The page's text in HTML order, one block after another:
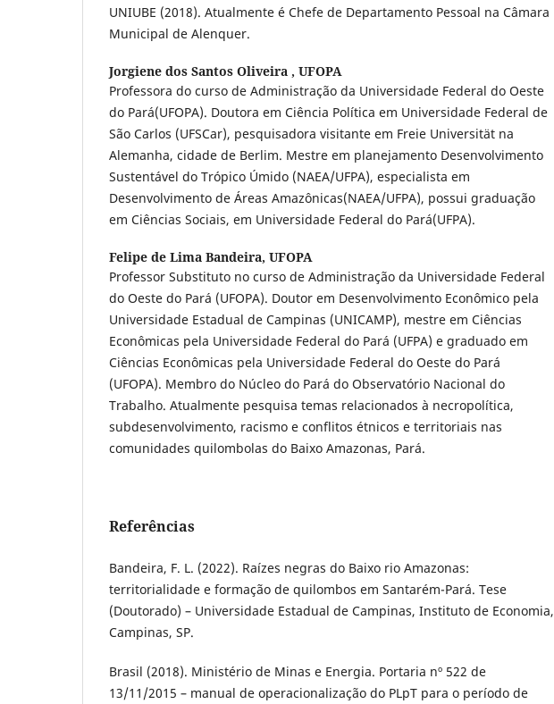
UNIUBE (2018). Atualmente é Chefe de Departamento Pessoal na Câmara
Municipal de Alenquer.
Jorgiene dos Santos Oliveira , UFOPA
Professora do curso de Administração da Universidade Federal do Oeste
do Pará(UFOPA). Doutora em Ciência Política em Universidade Federal de
São Carlos (UFSCar), pesquisadora visitante em Freie Universität na
Alemanha, cidade de Berlim. Mestre em planejamento Desenvolvimento
Sustentável do Trópico Úmido (NAEA/UFPA), especialista em
Desenvolvimento de Áreas Amazônicas(NAEA/UFPA), possui graduação
em Ciências Sociais, em Universidade Federal do Pará(UFPA).
Felipe de Lima Bandeira, UFOPA
Professor Substituto no curso de Administração da Universidade Federal
do Oeste do Pará (UFOPA). Doutor em Desenvolvimento Econômico pela
Universidade Estadual de Campinas (UNICAMP), mestre em Ciências
Econômicas pela Universidade Federal do Pará (UFPA) e graduado em
Ciências Econômicas pela Universidade Federal do Oeste do Pará
(UFOPA). Membro do Núcleo do Pará do Observatório Nacional do
Trabalho. Atualmente pesquisa temas relacionados à necropolítica,
subdesenvolvimento, racismo e conflitos étnicos e territoriais nas
comunidades quilombolas do Baixo Amazonas, Pará.
Referências
Bandeira, F. L. (2022). Raízes negras do Baixo rio Amazonas:
territorialidade e formação de quilombos em Santarém-Pará. Tese
(Doutorado) – Universidade Estadual de Campinas, Instituto de Economia,
Campinas, SP.
Brasil (2018). Ministério de Minas e Energia. Portaria nº 522 de
13/11/2015 – manual de operacionalização do PLpT para o período de